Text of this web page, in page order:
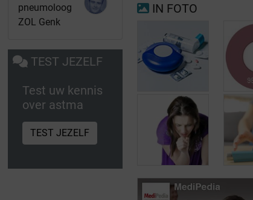
pneumoloog
ZOL Genk
TEST JEZELF
Test uw kennis
over astma
TEST JEZELF
IN FOTO
Een
behandeling
aangepast aan
de ernst van de
astma